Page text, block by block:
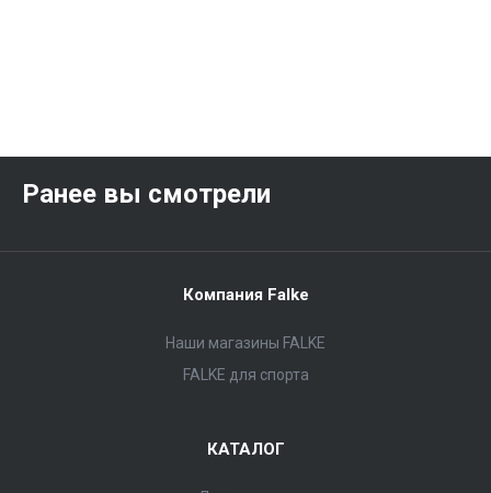
Ранее вы смотрели
Компания Falke
Наши магазины FALKE
FALKE для спорта
КАТАЛОГ